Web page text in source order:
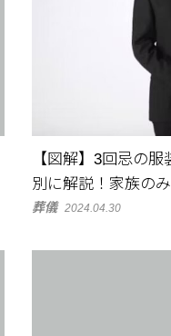
【図解】3回忌の
別に解説！家族の
葬儀 2024.04.30